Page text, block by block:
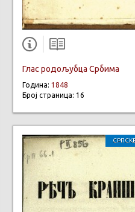
Глас родољубца Србима
Година: 1848
Број страница: 16